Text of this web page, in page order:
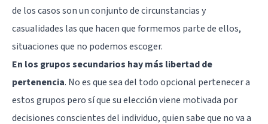
de los casos son un conjunto de circunstancias y
casualidades las que hacen que formemos parte de ellos,
situaciones que no podemos escoger.
En los grupos secundarios hay más libertad de
pertenencia. No es que sea del todo opcional pertenecer a
estos grupos pero sí que su elección viene motivada por
decisiones conscientes del individuo, quien sabe que no va a